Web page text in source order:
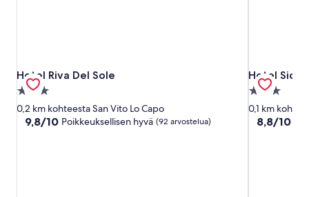
Hotel Riva Del Sole
Hotel Riva Del Sole
3.0
tähden
majoituspaikka
0,2 km kohteesta San Vito Lo Capo
9.8
9,8/10 Poikkeuksellisen hyvä (92 arvostelua)
Hotel
Hotel Sicilya
3.0
tähden
0,1 km
8.8
8,8/10